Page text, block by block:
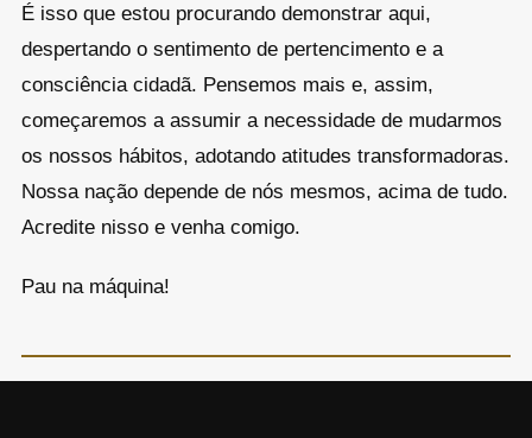
É isso que estou procurando demonstrar aqui,
despertando o sentimento de pertencimento e a
consciência cidadã. Pensemos mais e, assim,
começaremos a assumir a necessidade de mudarmos
os nossos hábitos, adotando atitudes transformadoras.
Nossa nação depende de nós mesmos, acima de tudo.
Acredite nisso e venha comigo.
Pau na máquina!